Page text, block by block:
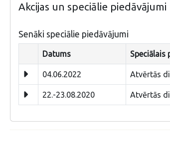
Akcijas un speciālie piedāvājumi
Senāki speciālie piedāvājumi
Datums Speciālais
04.06.2022 Atvērtās
22.-23.08.2020 Atvērtās